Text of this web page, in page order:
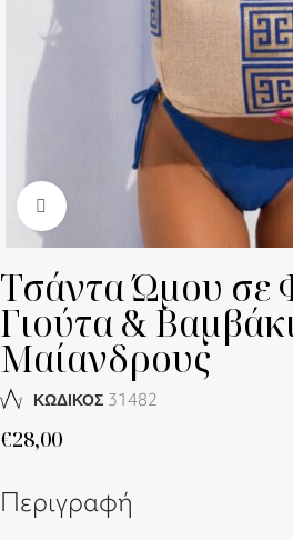
Click to enlarge
Τσάντα Ώμου σε
Γιούτα &
Μαίανδρους
ΚΩΔΙΚΟΣ 31482
€28,00
Περιγραφή